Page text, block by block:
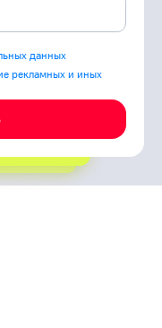
данных
рекламных и иных